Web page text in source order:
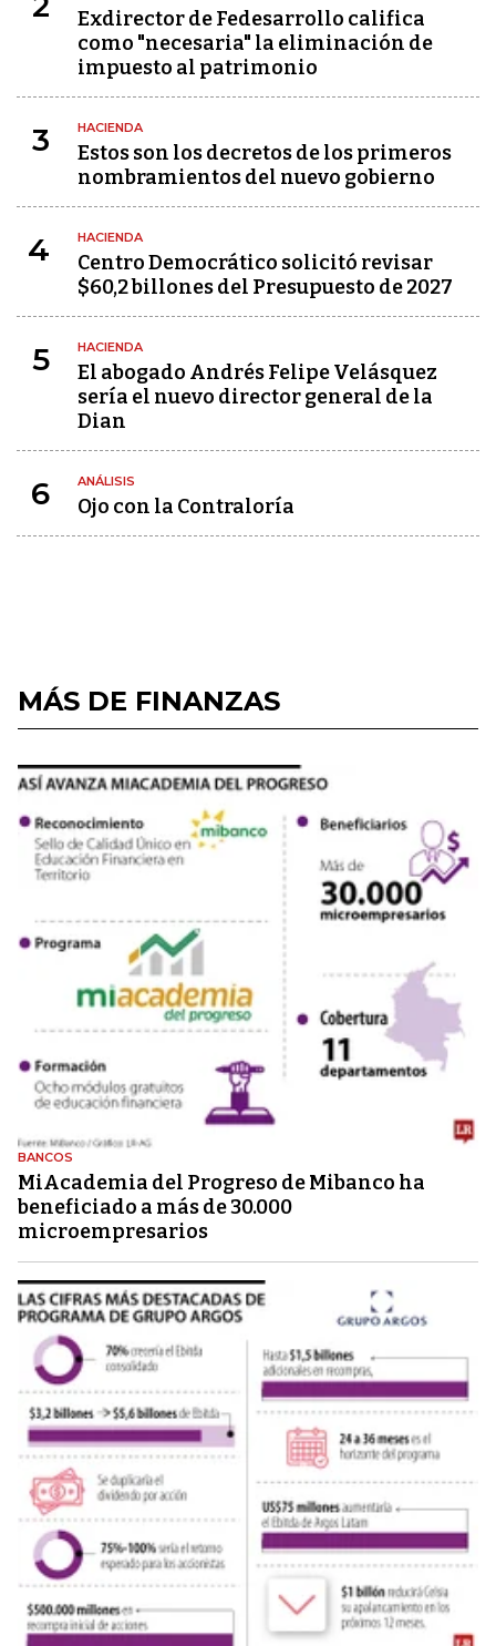
Exdirector de Fedesarrollo califica
como "necesaria" la eliminación de
impuesto al patrimonio
3 HACIENDA
Estos son los decretos de los primeros
nombramientos del nuevo gobierno
4 HACIENDA
Centro Democrático solicitó revisar
$60,2 billones del Presupuesto de 2027
5 HACIENDA
El abogado Andrés Felipe Velásquez
sería el nuevo director general de la
Dian
6 ANÁLISIS
Ojo con la Contraloría
MÁS DE FINANZAS
BANCOS
MiAcademia del Progreso de Mibanco ha
beneficiado a más de 30.000
microempresarios